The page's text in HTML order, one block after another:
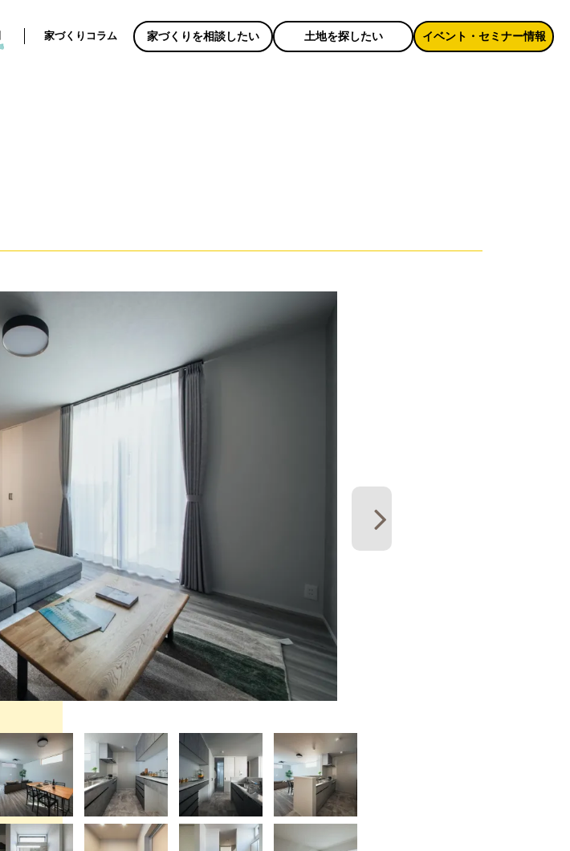
家づくりコラム 家づくりを相談したい 土地を探したい イベント・セミナー情報